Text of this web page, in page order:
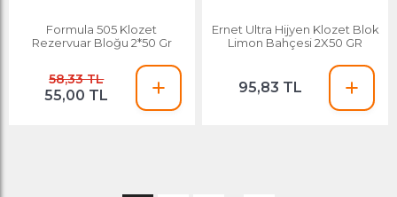
Formula 505 Klozet
Rezervuar Bloğu 2*50 Gr
58,33 TL
55,00 TL
Ernet Ultra Hijyen Klozet Blok
Limon Bahçesi 2X50 GR
95,83 TL